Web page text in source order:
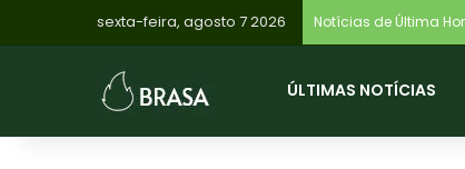
sexta-feira, agosto 7 2026 Notícias de Última
ÚLTIMAS NOTÍCIAS